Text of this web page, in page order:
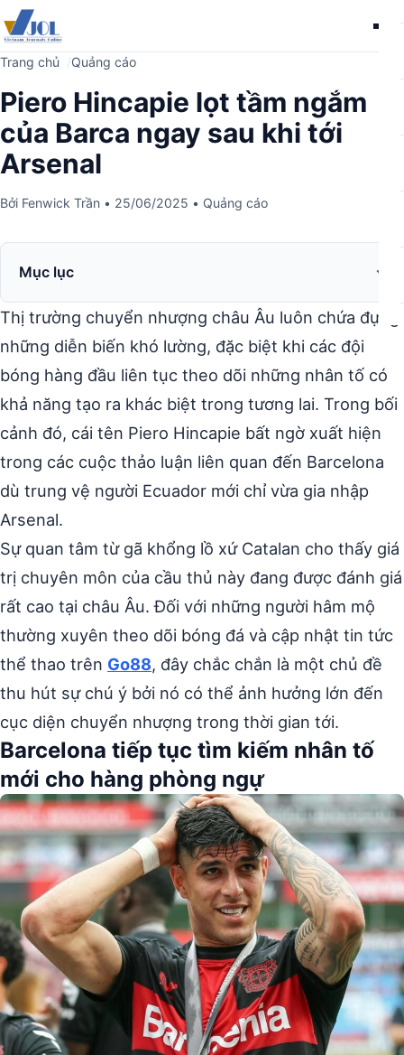
Trang chủ Quảng cáo
Piero Hincapie lọt tầm ngắm
của Barca ngay sau khi tới
Arsenal
Bởi Fenwick Trần • 25/06/2025 • Quảng cáo
Mục lục
Thị trường chuyển nhượng châu Âu luôn chứa đựng
những diễn biến khó lường, đặc biệt khi các đội
bóng hàng đầu liên tục theo dõi những nhân tố có
khả năng tạo ra khác biệt trong tương lai. Trong bối
cảnh đó, cái tên Piero Hincapie bất ngờ xuất hiện
trong các cuộc thảo luận liên quan đến Barcelona
dù trung vệ người Ecuador mới chỉ vừa gia nhập
Arsenal.
Sự quan tâm từ gã khổng lồ xứ Catalan cho thấy giá
trị chuyên môn của cầu thủ này đang được đánh giá
rất cao tại châu Âu. Đối với những người hâm mộ
thường xuyên theo dõi bóng đá và cập nhật tin tức
thể thao trên Go88, đây chắc chắn là một chủ đề
thu hút sự chú ý bởi nó có thể ảnh hưởng lớn đến
cục diện chuyển nhượng trong thời gian tới.
Barcelona tiếp tục tìm kiếm nhân tố
mới cho hàng phòng ngự